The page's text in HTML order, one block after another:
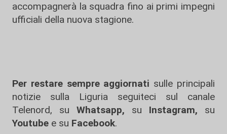
accompagnerà la squadra fino ai primi impegni
ufficiali della nuova stagione.
Per restare sempre aggiornati sulle principali
notizie sulla Liguria seguiteci sul canale
Telenord, su
Whatsapp, su Instagram, su
Youtube e su Facebook.